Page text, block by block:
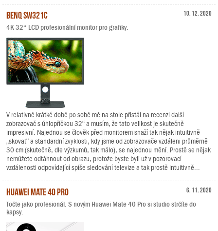
10. 12. 2020
BenQ SW321C
4K 32“ LCD profesionální monitor pro grafiky.
V relativně krátké době po sobě mě na stole přistál na recenzi další
zobrazovač s úhlopříčkou 32“ a musím, že tato velikost je skutečně
impresivní. Najednou se člověk před monitorem snaží tak nějak intuitivně
„skovat“ a standardní zvyklosti, kdy jsme od zobrazovače vzdáleni průměrně
30 cm (skutečně, dle výzkumů, tak málo), se najednou mění. Prostě se nějak
nemůžete odtáhnout od obrazu, protože byste byli už v pozorovací
vzdálenosti odpovídající spíše sledování televize a tak prostě intuitivně...
6. 11. 2020
Huawei Mate 40 Pro
Točte jako profesionál. S novým Huawei Mate 40 Pro si studio strčíte do
kapsy.